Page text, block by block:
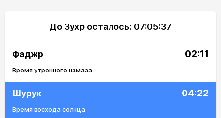
До Зухр осталось: 07:05:37
Фаджр 02:11
Время утреннего намаза
Шурук 04:22
Время восхода солнца